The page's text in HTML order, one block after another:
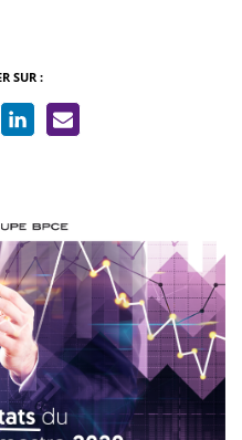
SUR :